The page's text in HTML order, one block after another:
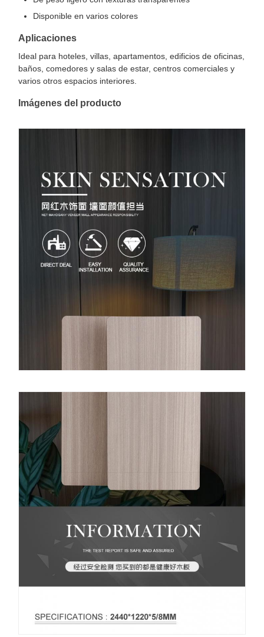
Disponible en varios colores
Aplicaciones
Ideal para hoteles, villas, apartamentos, edificios de oficinas,
baños, comedores y salas de estar, centros comerciales y
varios otros espacios interiores.
Imágenes del producto